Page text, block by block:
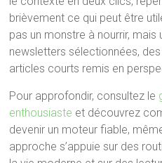
brièvement ce qui peut être
pas un monstre à nourrir, mais
newsletters sélectionnées,
articles courts remis en
Pour approfondir, consultez le
enthousiaste et découvrez
devenir un moteur fiable,
approche s’appuie sur des